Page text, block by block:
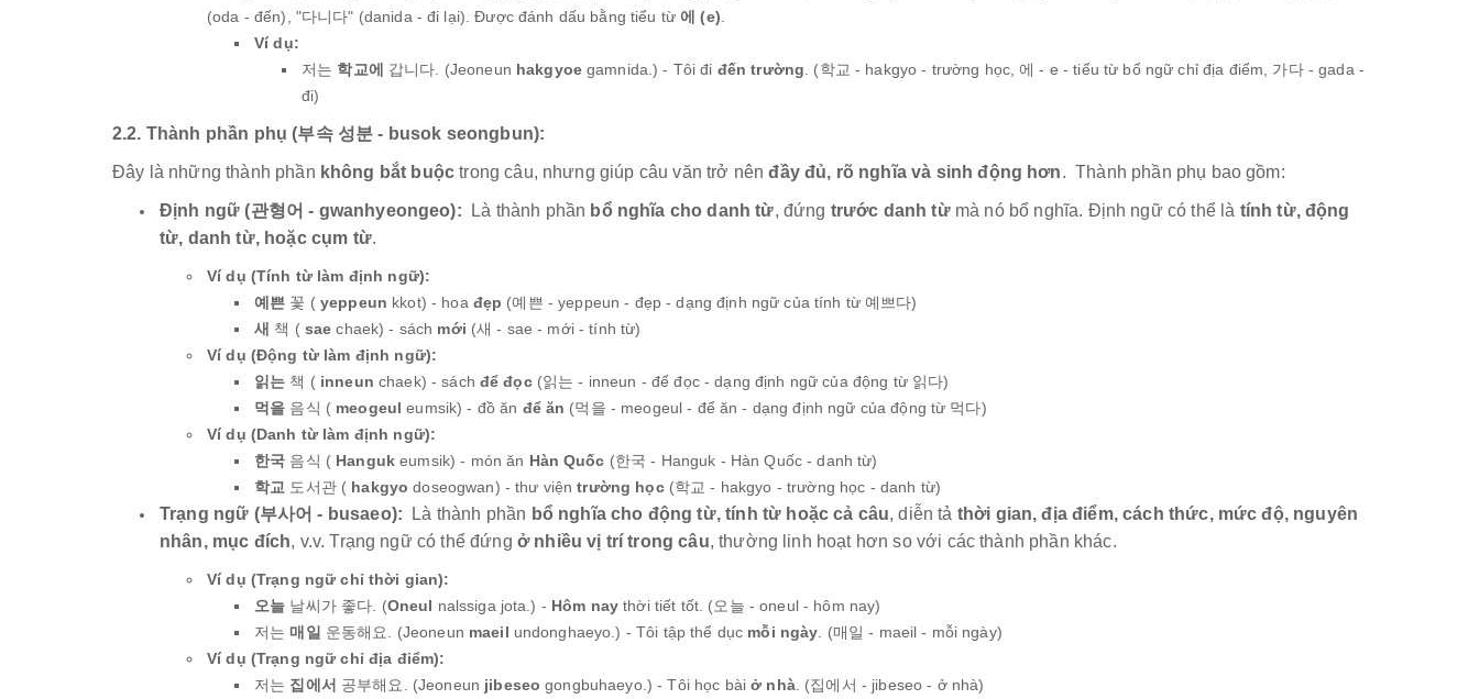
(oda - đến), "다니다" (danida - đi lại). Được đánh dấu bằng tiểu từ에 (e)
Ví dụ:
저는 학교에 갑니다. (Jeoneun hakgyoegamnida.) - Tôi đi đến trường . (학교 - hakgyo - trường học, 에 - e - tiểu từ bổ ngữ chỉ địa điểm, 가다 - gada -
đi)
2.2. Thành phần phụ (부속 성분 - busok seongbun):
Đây là những thành phần không bắt buộc trong câu, nhưng giúp câu văn trở nênđầy đủ, rõ nghĩa và sinh động hơn. Thành phần phụ bao gồm:
Định ngữ (관형어 - gwanhyeongeo): Là thành phần bổ nghĩa cho danh từ, đứng trước danh từmà nó bổ nghĩa. Định ngữ có thể là tính từ, động
từ, danh từ, hoặc cụm từ.
Ví dụ (Tính từ làm định ngữ):
예쁜 꽃 ( yeppeun kkot) - hoa đẹp (예쁜 - yeppeun - đẹp - dạng định ngữ của tính từ 예쁘다)
새 책 ( sae chaek) - sách mới (새 - sae - mới - tính từ)
Ví dụ (Động từ làm định ngữ):
읽는 책 ( inneun chaek) - sách để đọc(읽는 - inneun - để đọc - dạng định ngữ của động từ 읽다)
먹을 음식 ( meogeul eumsik) - đồ ăn để ăn (먹을 - meogeul - để ăn - dạng định ngữ của động từ 먹다)
Ví dụ (Danh từ làm định ngữ):
한국 음식 ( Hangukeumsik) - món ăn Hàn Quốc (한국 - Hanguk - Hàn Quốc - danh từ)
학교 도서관 ( hakgyo doseogwan) - thư việntrường học(학교 - hakgyo - trường học - danh từ)
Trạng ngữ (부사어 - busaeo): Là thành phần bổ nghĩa cho động từ, tính từ hoặc cả câu, diễn tả thời gian, địa điểm, cách thức, mức độ, nguyên
nhân, mục đích, v.v. Trạng ngữ có thể đứng ở nhiều vị trí trong câu, thường linh hoạt hơn so với các thành phần khác.
Ví dụ (Trạng ngữ chỉ thời gian):
오늘 날씨가 좋다. (Oneul nalssiga jota.) - Hôm nay thời tiết tốt. (오늘 - oneul - hôm nay)
저는매일 운동해요. (Jeoneun maeil undonghaeyo.) - Tôi tập thể dục mỗi ngày . (매일 - maeil - mỗi ngày)
Ví dụ (Trạng ngữ chỉ địa điểm):
저는 집에서 공부해요. (Jeoneun jibeseo gongbuhaeyo.) - Tôi học bàiở nhà. (집에서 - jibeseo - ở nhà)